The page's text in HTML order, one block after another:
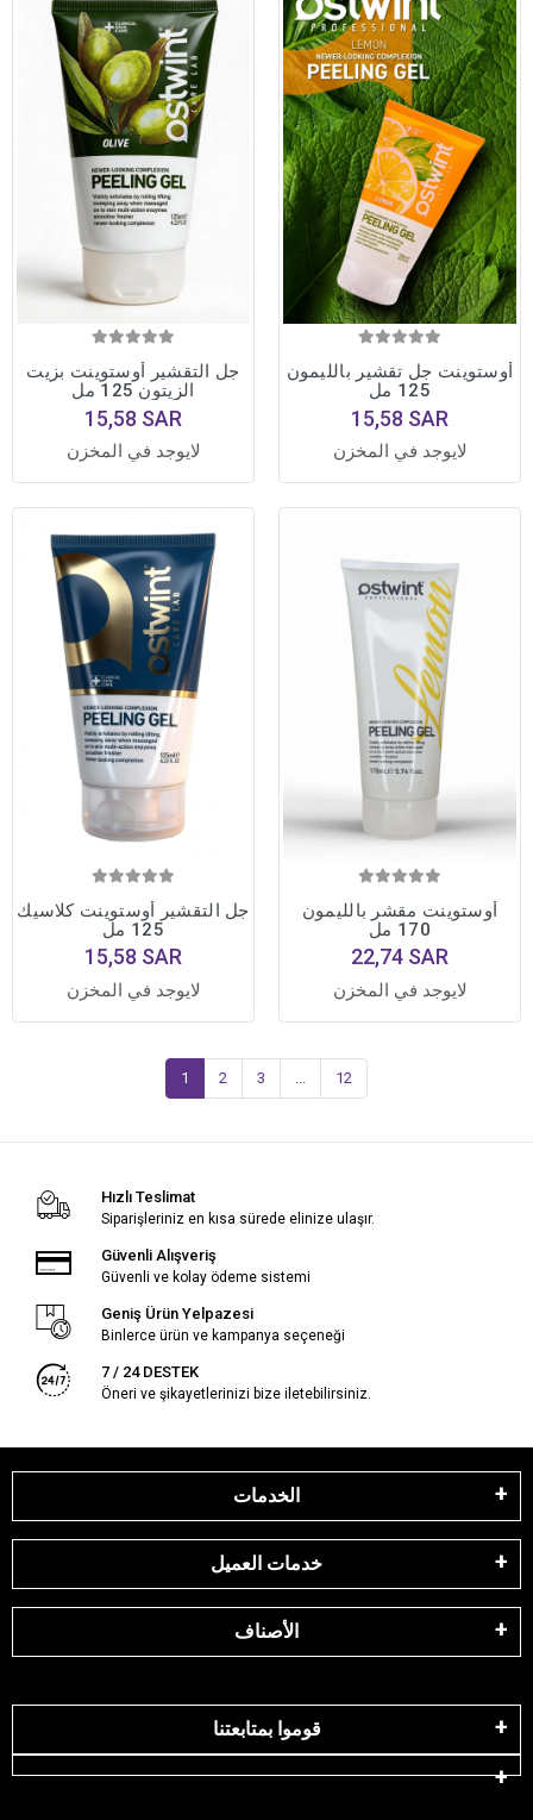
جل التقشير أوستوينت بزيت
الزيتون 125 مل
15,58 SAR
لايوجد في المخزن
أوستوينت جل تقشير بالليمون
125 مل
15,58 SAR
لايوجد في المخزن
جل التقشير أوستوينت كلاسيك
125 مل
15,58 SAR
لايوجد في المخزن
أوستوينت مقشر بالليمون
170 مل
22,74 SAR
لايوجد في المخزن
1 2 3 12
Hızlı Teslimat
Siparişleriniz en kısa sürede elinize ulaşır.
Güvenli Alışveriş
Güvenli ve kolay ödeme sistemi
Geniş Ürün Yelpazesi
Binlerce ürün ve kampanya seçeneği
7 / 24 DESTEK
Öneri ve şikayetlerinizi bize iletebilirsiniz.
الخدمات
خدمات العميل
الأصناف
قوموا بمتابعتنا